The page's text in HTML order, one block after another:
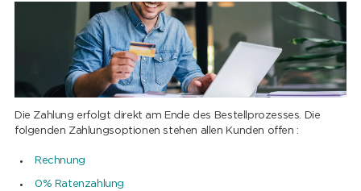
Die Zahlung erfolgt direkt am Ende des Bestellprozesses. Die
folgenden Zahlungsoptionen stehen allen Kunden offen :
Rechnung
0% Ratenzahlung